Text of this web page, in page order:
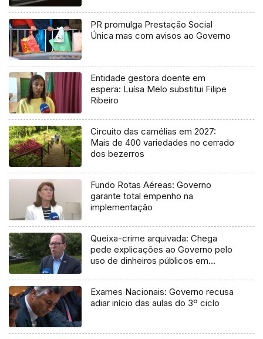
PR promulga Prestação Social
Única mas com avisos ao Governo
Entidade gestora doente em
espera: Luísa Melo substitui Filipe
Ribeiro
Circuito das camélias em 2027:
Mais de 400 variedades no cerrado
dos bezerros
Fundo Rotas Aéreas: Governo
garante total empenho na
implementação
Queixa-crime arquivada: Chega
pede explicações ao Governo pelo
uso de dinheiros públicos em
Exames Nacionais: Governo recusa
adiar início das aulas do 3º ciclo